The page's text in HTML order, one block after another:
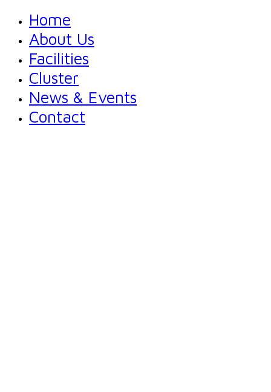
Home
About Us
Facilities
Cluster
News & Events
Contact